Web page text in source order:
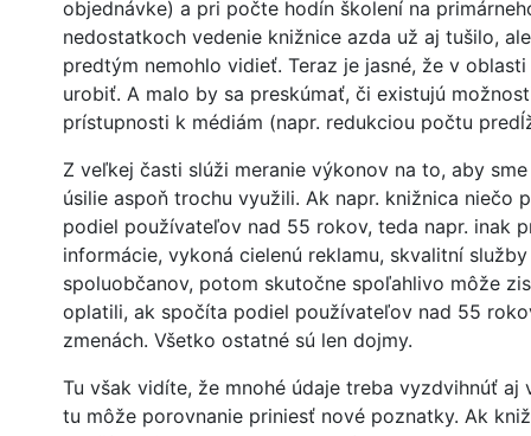
objednávke) a pri počte hodín školení na
nedostatkoch vedenie knižnice azda už aj tušilo,
predtým nemohlo vidieť. Teraz je jasné, že v
urobiť. A malo by sa preskúmať, či existujú
prístupnosti k médiám (napr. redukciou počtu
Z veľkej časti slúži meranie výkonov na to, aby
úsilie aspoň trochu využili. Ak napr. knižnica niečo
podiel používateľov nad 55 rokov, teda napr. inak
informácie, vykoná cielenú reklamu, skvalitní
spoluobčanov, potom skutočne spoľahlivo môže
oplatili, ak spočíta podiel používateľov nad 55
zmenách. Všetko ostatné sú len dojmy.
Tu však vidíte, že mnohé údaje treba vyzdvihnúť aj
tu môže porovnanie priniesť nové poznatky. Ak